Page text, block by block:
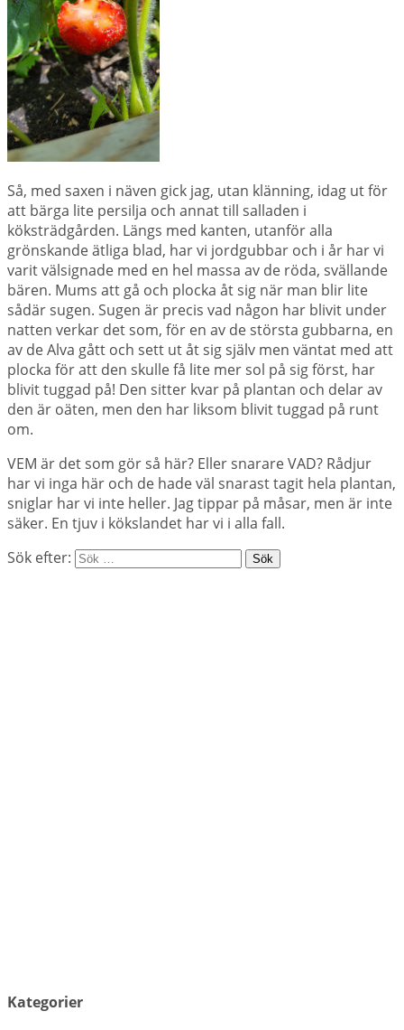
Så, med saxen i näven gick jag, utan klänning, idag ut för
att bärga lite persilja och annat till salladen i
köksträdgården. Längs med kanten, utanför alla
grönskande ätliga blad, har vi jordgubbar och i år har vi
varit välsignade med en hel massa av de röda, svällande
bären. Mums att gå och plocka åt sig när man blir lite
sådär sugen. Sugen är precis vad någon har blivit under
natten verkar det som, för en av de största gubbarna, en
av de Alva gått och sett ut åt sig själv men väntat med att
plocka för att den skulle få lite mer sol på sig först, har
blivit tuggad på! Den sitter kvar på plantan och delar av
den är oäten, men den har liksom blivit tuggad på runt
om.
VEM är det som gör så här? Eller snarare VAD? Rådjur
har vi inga här och de hade väl snarast tagit hela plantan,
sniglar har vi inte heller. Jag tippar på måsar, men är inte
säker. En tjuv i kökslandet har vi i alla fall.
Sök efter:
Kategorier